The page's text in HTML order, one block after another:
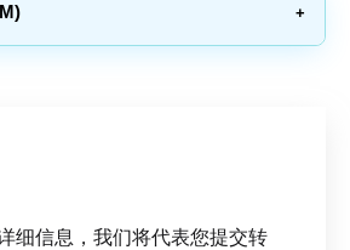
细信息，我们将代表您提交转